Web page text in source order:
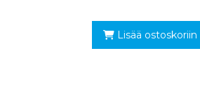
Lisää ostoskoriin